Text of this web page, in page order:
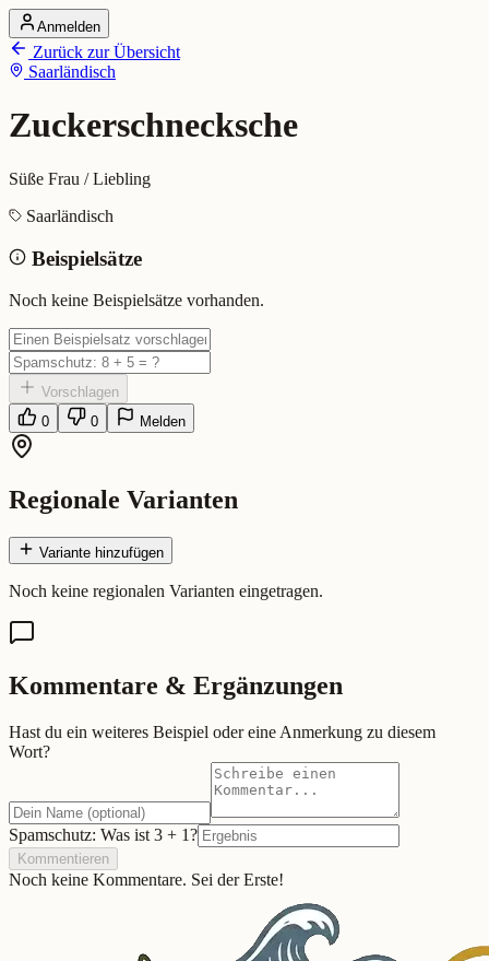
Startseite
Alle Dialekte
Dialekte vergleichen
Dialekt-Karte
Ranking
Zuckerschnecksche
Bedeutung: Süße Frau / Liebling
Eingereicht von: Mundwerk Team
Anmelden
Zurück zur Übersicht
Saarländisch
Zuckerschnecksche
Süße Frau / Liebling
Saarländisch
Beispielsätze
Noch keine Beispielsätze vorhanden.
Vorschlagen
0
0 Melden
Regionale Varianten
Variante hinzufügen
Noch keine regionalen Varianten eingetragen.
Kommentare & Ergänzungen
Hast du ein weiteres Beispiel oder eine Anmerkung zu diesem
Wort?
Spamschutz: Was ist 3 + 1?
Kommentieren
Noch keine Kommentare. Sei der Erste!